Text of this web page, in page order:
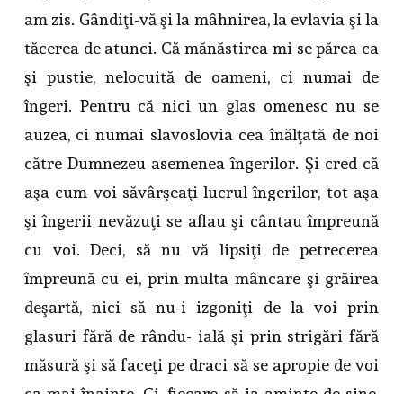
am zis. Gândiţi-vă şi la mâhnirea, la evlavia şi la
tăcerea de atunci. Că mănăstirea mi se părea ca
şi pustie, nelocuită de oameni, ci numai de
îngeri. Pentru că nici un glas omenesc nu se
auzea, ci numai slavoslovia cea înălţată de noi
către Dumnezeu asemenea îngerilor. Şi cred că
aşa cum voi săvârşeaţi lucrul îngerilor, tot aşa
şi îngerii nevăzuţi se aflau şi cântau împreună
cu voi. Deci, să nu vă lipsiţi de petrecerea
împreună cu ei, prin multa mâncare şi grăirea
deşartă, nici să nu-i izgoniţi de la voi prin
glasuri fără de rându- ială şi prin strigări fără
măsură şi să faceţi pe draci să se apropie de voi